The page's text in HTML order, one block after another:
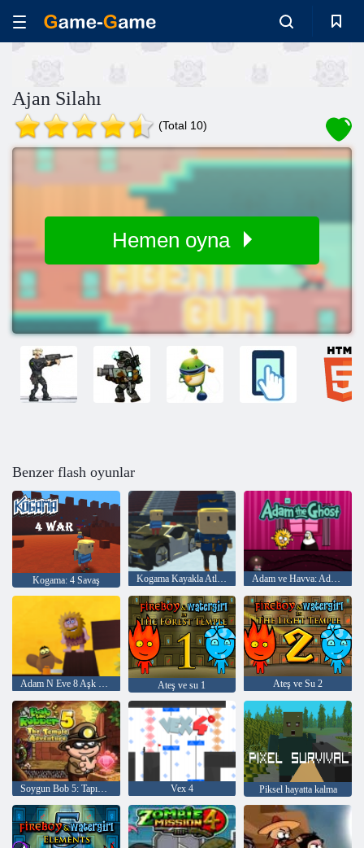
Ajan Silahı
(Total 10)
Hemen oyna
Benzer flash oyunlar
Kogama: 4 Savaş Kogama Kayakla Atlama! Adam ve Havva: Adam Hayalet
Adam N Eve 8 Aşk arayışı Ateş ve su 1 Ateş ve Su 2
Soygun Bob 5: Tapınak Macerası Vex 4 Piksel hayatta kalma